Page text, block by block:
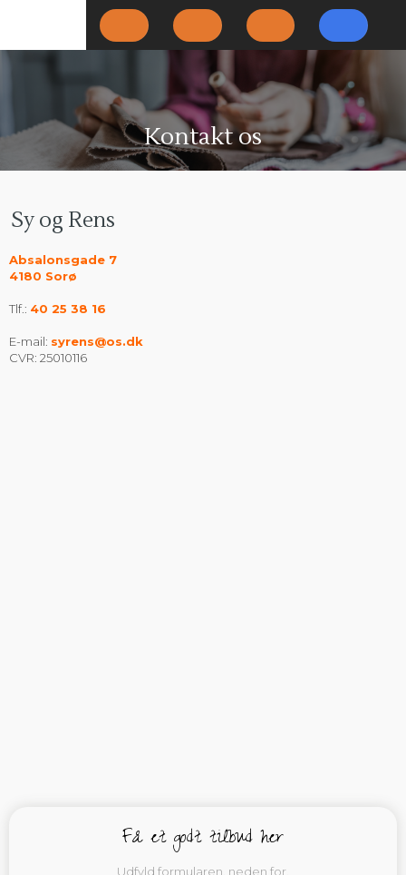
​Kontakt os​​
Sy og Rens
Absalonsgade 7
​4180 Sorø​
Tlf.: ​ 40 25 38 16
E-mail: syrens@os.dk
​CVR: 25010116​
Få et godt tilbud her
Udfyld formularen, neden for.